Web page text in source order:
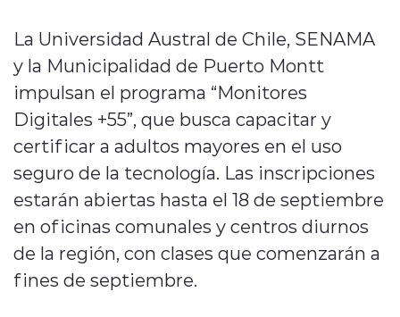
Entrevistas
Quienes Somos
modo claro
La Universidad Austral de Chile, SENAMA
y la Municipalidad de Puerto Montt
impulsan el programa “Monitores
Digitales +55”, que busca capacitar y
certificar a adultos mayores en el uso
seguro de la tecnología. Las inscripciones
estarán abiertas hasta el 18 de septiembre
en oficinas comunales y centros diurnos
de la región, con clases que comenzarán a
fines de septiembre.